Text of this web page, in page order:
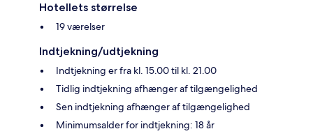
Hotellets størrelse
19 værelser
Indtjekning/udtjekning
Indtjekning er fra kl. 15.00 til kl. 21.00
Tidlig indtjekning afhænger af tilgængelighed
Sen indtjekning afhænger af tilgængelighed
Minimumsalder for indtjekning: 18 år